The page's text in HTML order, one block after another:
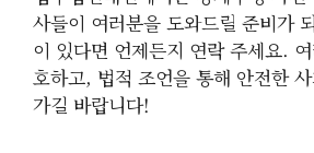
사들이 여러분을 도와드릴 준비가
이 있다면 언제든지 연락 주세요.
호하고, 법적 조언을 통해 안전한
가길 바랍니다!